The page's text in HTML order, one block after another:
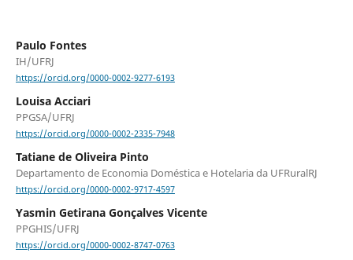
Paulo Fontes
IH/UFRJ
https://orcid.org/0000-0002-9277-6193
Louisa Acciari
PPGSA/UFRJ
https://orcid.org/0000-0002-2335-7948
Tatiane de Oliveira Pinto
Departamento de Economia Doméstica e Hotelaria da UFRuralRJ
https://orcid.org/0000-0002-9717-4597
Yasmin Getirana Gonçalves Vicente
PPGHIS/UFRJ
https://orcid.org/0000-0002-8747-0763